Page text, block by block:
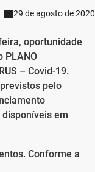
29 de agosto de 2020
oportunidade
PLANO
– Covid-19.
pelo
em
Conforme a